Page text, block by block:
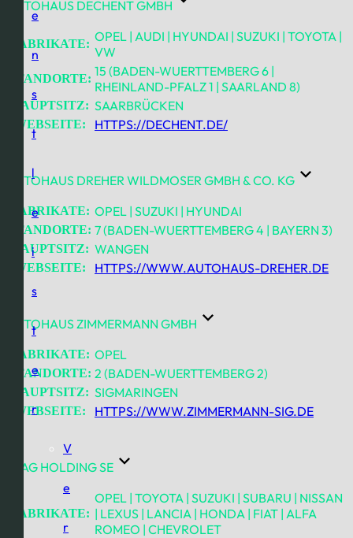
e
n
s
t
l
e
i
s
t
e
r
V
e
r
AUTOHAUS DECHENT GMBH
FABRIKATE: OPEL | AUDI | HYUNDAI | SUZUKI | TOYOTA |
VW
STANDORTE: 15 (BADEN-WUERTTEMBERG 6 |
RHEINLAND-PFALZ 1 | SAARLAND 8)
HAUPTSITZ: SAARBRÜCKEN
WEBSEITE: HTTPS://DECHENT.DE/
AUTOHAUS DREHER WILDMOSER GMBH & CO. KG
FABRIKATE: OPEL | SUZUKI | HYUNDAI
STANDORTE: 7 (BADEN-WUERTTEMBERG 4 | BAYERN 3)
HAUPTSITZ: WANGEN
WEBSEITE: HTTPS://WWW.AUTOHAUS-DREHER.DE
AUTOHAUS ZIMMERMANN GMBH
FABRIKATE: OPEL
STANDORTE: 2 (BADEN-WUERTTEMBERG 2)
HAUPTSITZ: SIGMARINGEN
WEBSEITE: HTTPS://WWW.ZIMMERMANN-SIG.DE
AVAG HOLDING SE
FABRIKATE:
OPEL | TOYOTA | SUZUKI | SUBARU | NISSAN
| LEXUS | LANCIA | HONDA | FIAT | ALFA
ROMEO | CHEVROLET